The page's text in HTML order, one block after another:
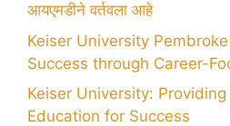
आयएमडीने वर्तवला आहे
Keiser University
Success through Career-
Keiser University:
Education for Success